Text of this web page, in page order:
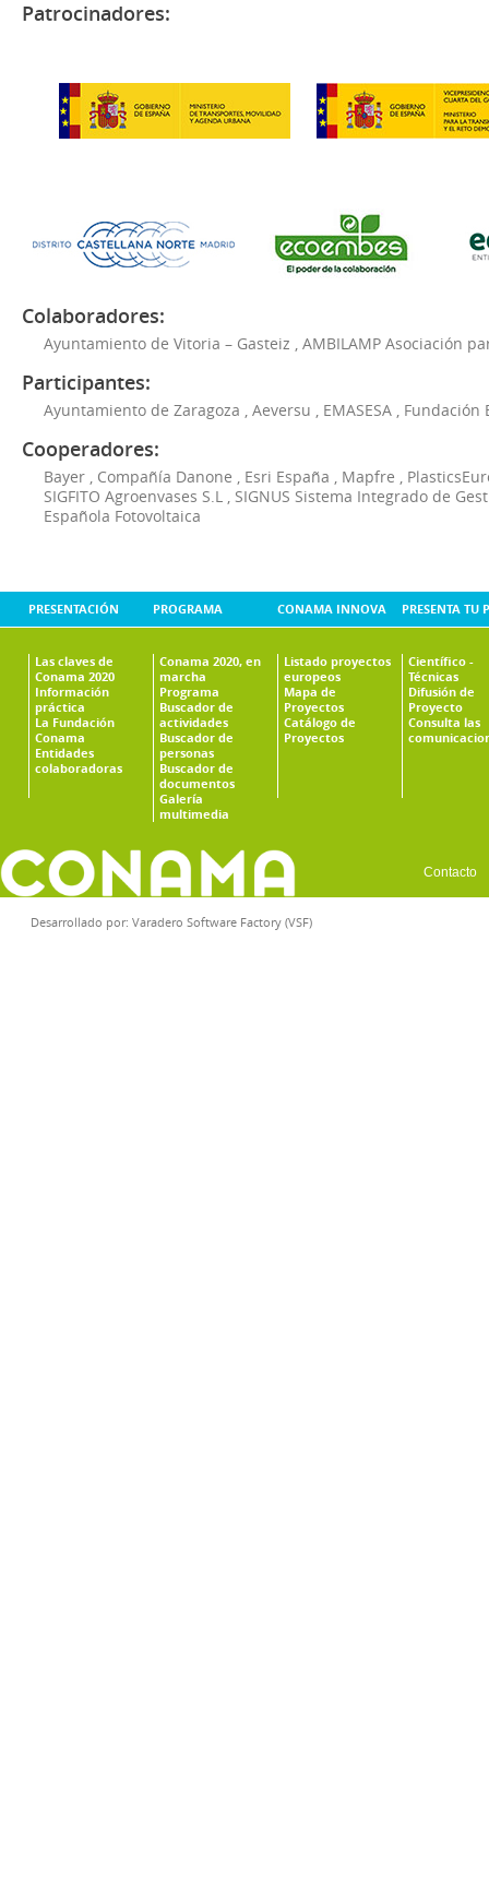
Patrocinadores:
Colaboradores:
Ayuntamiento de Vitoria – Gasteiz AMBILAMP Asociación
Participantes:
Ayuntamiento de Zaragoza Aeversu EMASESA Fundación
Cooperadores:
Bayer Compañía Danone Esri España Mapfre
SIGFITO Agroenvases S.L
SIGNUS Sistema Integrado de
Española Fotovoltaica
PRESENTACIÓN
Las claves de
Conama 2020
Información
práctica
La Fundación
Conama
Entidades
colaboradoras
PROGRAMA
Conama 2020, en
marcha
Programa
Buscador de
actividades
Buscador de
personas
Buscador de
documentos
Galería
multimedia
CONAMA INNOVA
Listado proyectos
europeos
Mapa de
Proyectos
Catálogo de
Proyectos
PRESENTA TU
Científico -
Técnicas
Difusión de
Proyecto
Consulta las
Contacto
Desarrollado por: Varadero Software Factory (VSF)